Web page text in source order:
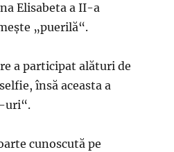
Elisabeta a II-a
„puerilă“.
a participat alături de
însă aceasta a
uri“.
cunoscută pe